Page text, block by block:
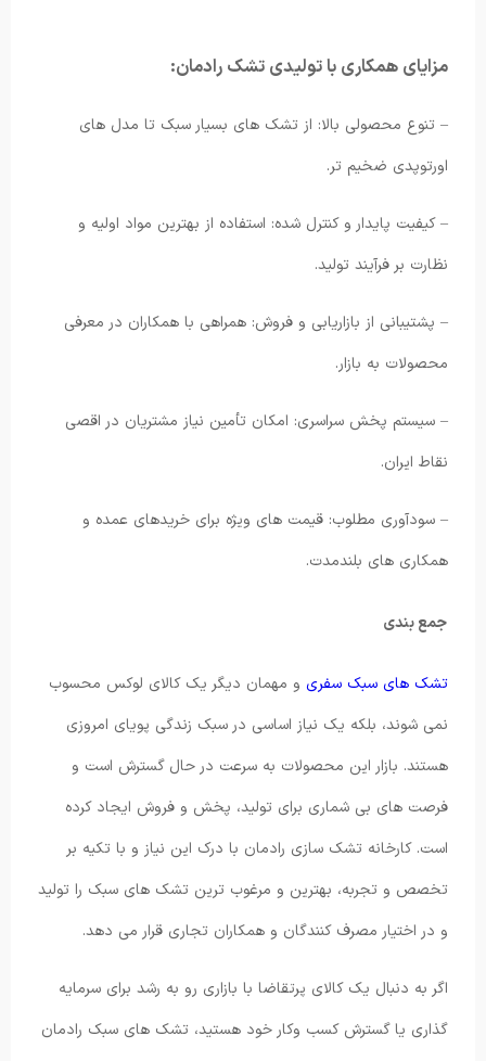
مزایای همکاری با تولیدی تشک رادمان:
– تنوع محصولی بالا: از تشک های بسیار سبک تا مدل های
اورتوپدی ضخیم تر.
– کیفیت پایدار و کنترل شده: استفاده از بهترین مواد اولیه و
نظارت بر فرآیند تولید.
– پشتیبانی از بازاریابی و فروش: همراهی با همکاران در معرفی
محصولات به بازار.
– سیستم پخش سراسری: امکان تأمین نیاز مشتریان در اقصی
نقاط ایران.
– سودآوری مطلوب: قیمت های ویژه برای خریدهای عمده و
همکاری های بلندمدت.
جمع بندی
تشک های سبک سفری و مهمان دیگر یک کالای لوکس محسوب
نمی شوند، بلکه یک نیاز اساسی در سبک زندگی پویای امروزی
هستند. بازار این محصولات به سرعت در حال گسترش است و
فرصت های بی شماری برای تولید، پخش و فروش ایجاد کرده
است. کارخانه تشک سازی رادمان با درک این نیاز و با تکیه بر
تخصص و تجربه، بهترین و مرغوب ترین تشک های سبک را تولید
و در اختیار مصرف کنندگان و همکاران تجاری قرار می دهد.
اگر به دنبال یک کالای پرتقاضا با بازاری رو به رشد برای سرمایه
گذاری یا گسترش کسب وکار خود هستید، تشک های سبک رادمان